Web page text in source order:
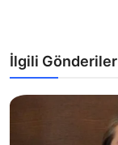
İlgili Gönderiler